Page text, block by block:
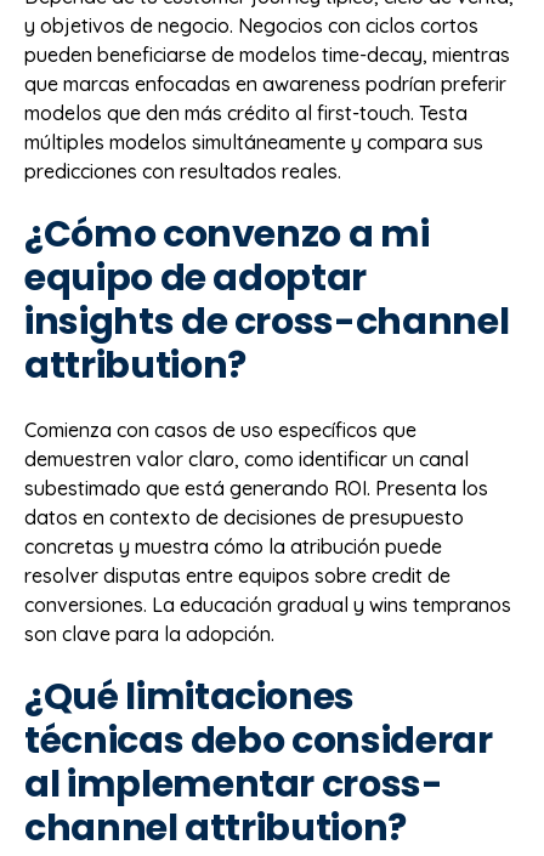
y objetivos de negocio. Negocios con ciclos cortos
pueden beneficiarse de modelos time-decay, mientras
que marcas enfocadas en awareness podrían preferir
modelos que den más crédito al first-touch. Testa
múltiples modelos simultáneamente y compara sus
predicciones con resultados reales.
¿Cómo convenzo a mi
equipo de adoptar
insights de cross-channel
attribution?
Comienza con casos de uso específicos que
demuestren valor claro, como identificar un canal
subestimado que está generando ROI. Presenta los
datos en contexto de decisiones de presupuesto
concretas y muestra cómo la atribución puede
resolver disputas entre equipos sobre credit de
conversiones. La educación gradual y wins tempranos
son clave para la adopción.
¿Qué limitaciones
técnicas debo considerar
al implementar cross-
channel attribution?